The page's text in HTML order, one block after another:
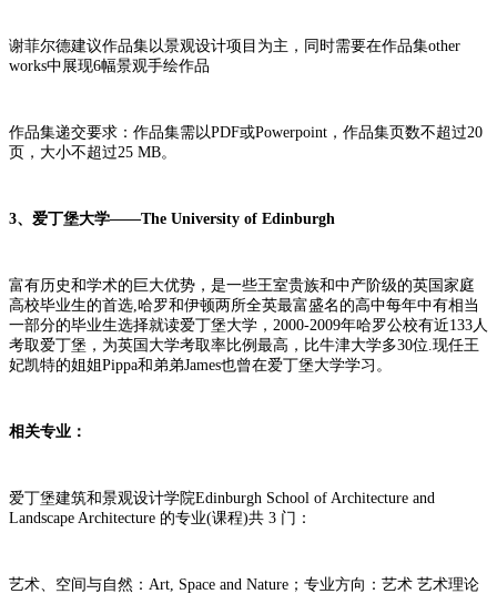
谢菲尔德建议作品集以景观设计项目为主，同时需要在作品集other
works中展现6幅景观手绘作品
作品集递交要求：作品集需以PDF或Powerpoint，作品集页数不超过20
页，大小不超过25 MB。
3、爱丁堡大学——The University of Edinburgh
富有历史和学术的巨大优势，是一些王室贵族和中产阶级的英国家庭
高校毕业生的首选,哈罗和伊顿两所全英最富盛名的高中每年中有相当
一部分的毕业生选择就读爱丁堡大学，2000-2009年哈罗公校有近133人
考取爱丁堡，为英国大学考取率比例最高，比牛津大学多30位.现任王
妃凯特的姐姐Pippa和弟弟James也曾在爱丁堡大学学习。
相关专业：
爱丁堡建筑和景观设计学院Edinburgh School of Architecture and
Landscape Architecture 的专业(课程)共 3 门：
艺术、空间与自然：Art, Space and Nature；专业方向：艺术 艺术理论